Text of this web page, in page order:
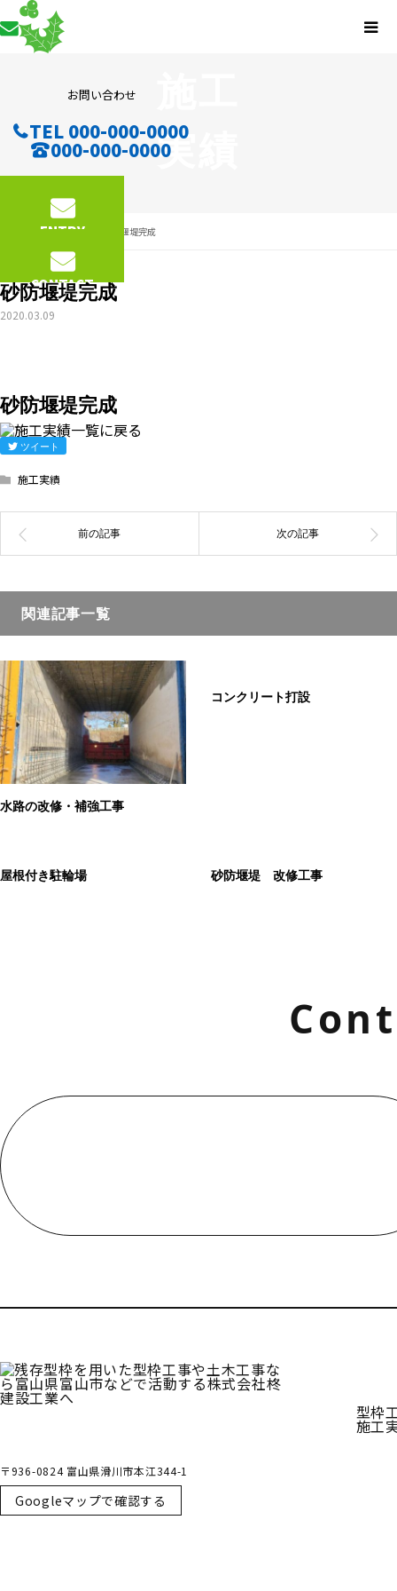
お問い合わせ
TEL 000-000-0000
000-000-0000
ENTRY
CONTACT
実績
施工実績 砂防堰堤完成
砂防堰堤完成
2020.03.09
砂防堰堤完成
ツイート
施工実績
関連記事一覧
水路の改修・補強工事
コンクリート打設
屋根付き駐輪場 砂防堰堤 改修工事
型枠
施工
〒936-0824 富山県滑川市本江344-1
Googleマップで確認する